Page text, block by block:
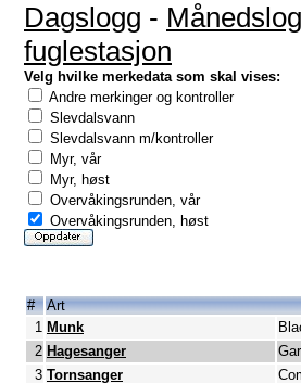
Dagslogg -
fuglestasjon
Velg hvilke merkedata som skal vises:
Andre merkinger og kontroller
Slevdalsvann
Slevdalsvann m/kontroller
Myr, vår
Myr, høst
Overvåkingsrunden, vår
Overvåkingsrunden, høst
#
Art
1 Munk
2 Hagesanger
3 Tornsanger